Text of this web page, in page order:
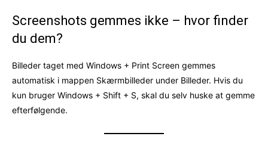
Screenshots gemmes ikke – hvor finder
du dem?
Billeder taget med Windows + Print Screen gemmes
automatisk i mappen Skærmbilleder under Billeder. Hvis du
kun bruger Windows + Shift + S, skal du selv huske at gemme
efterfølgende.